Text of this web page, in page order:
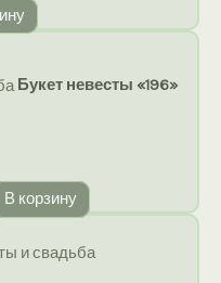
Букет невесты «196»
В корзину
и свадьба